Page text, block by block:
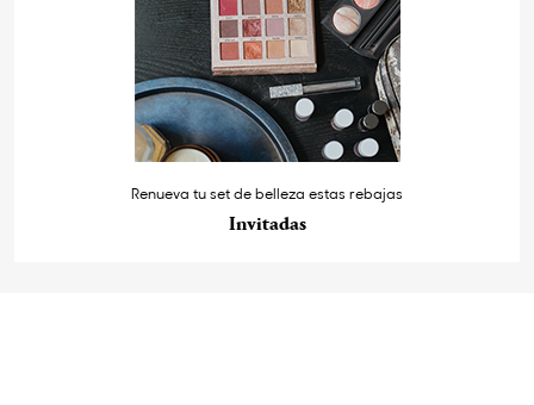
Renueva tu set de belleza estas rebajas
Invitadas